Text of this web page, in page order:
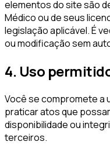
elementos do site são
Médicoou de seus
legislação aplicável. É
ou modificação sem
4. Uso
Você se compromete a
praticar atos que
disponibilidade ou
terceiros.